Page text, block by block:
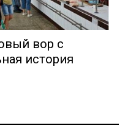
вор с
история